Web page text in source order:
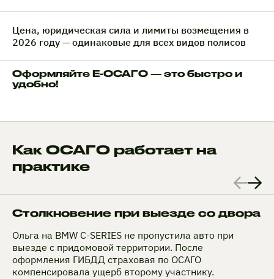
Цена, юридическая сила и лимиты возмещения в
2026 году — одинаковые для всех видов полисов
Оформляйте Е-ОСАГО — это быстро и
удобно!
Как ОСАГО работает на
практике
Столкновение при выезде со двора
Ольга на BMW C-SERIES не пропустила авто при
выезде с придомовой территории. После
оформления ГИБДД страховая по ОСАГО
компенсировала ущерб второму участнику.